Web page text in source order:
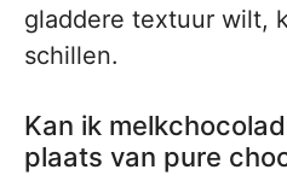
gladdere textuur wilt,
schillen.
Kan ik
plaats van pure